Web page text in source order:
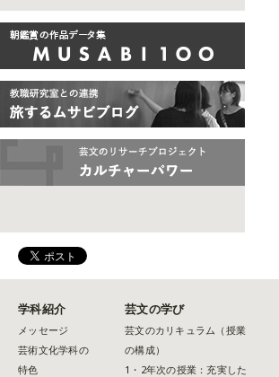
学科紹介
メッセージ
芸術文化学科の
特色
芸文の学び
芸文のカリキュラム（授業
の構成）
1・2年次の授業：充実した